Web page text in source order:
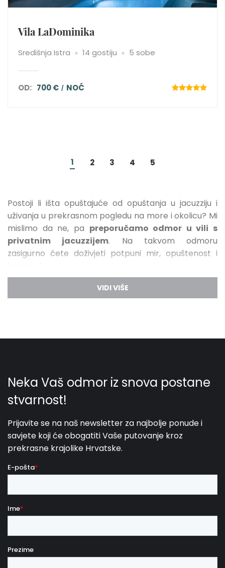
Vila LaDominika
Središnja Istra 14 gostiju 5 sobe
OD: 700 € NOĆ
1 2 3 4 5
Postoji li išta opuštajuće od opuštanja u jacuzziju i
uživanja u prekrasnom pogledu na more i okolicu? Mi
mislimo da ne, pa preporučamo odmor u vili s
privatnim jacuzzijem. Na takvom odmoru
zasigurno ćete doživjeti potpuni mir, opuštenost i
Whirlpool je bazen vode različitog oblika, u kojem se
snažni mlazovi vode stvaraju različitim mlaznicama,
toga, u vodu se može dodati zrak koji stvara masažni
kupka" je vrlo ugodna i opuštajuć
a te je upravo
zbog toga vrlo popularna.
privatnim bazenima svoje vile opremilo i
whirlpoolom. Duž hrvatske obale pronaći ćete
bezbrojne vile koje imaju privatnu SPA sobu sa
saunom i whirlpoolom. Često je ovaj prostor
dizajniran tako da možete uživati ​​u prekrasnom
terasi ili vanjskom balkonu vile, vi ste kao gost osvojili
luksuzne vile omogućuju opuštanje u potpunoj
privatnosti. Uživajte odmor i pogedajte ponude kuća,